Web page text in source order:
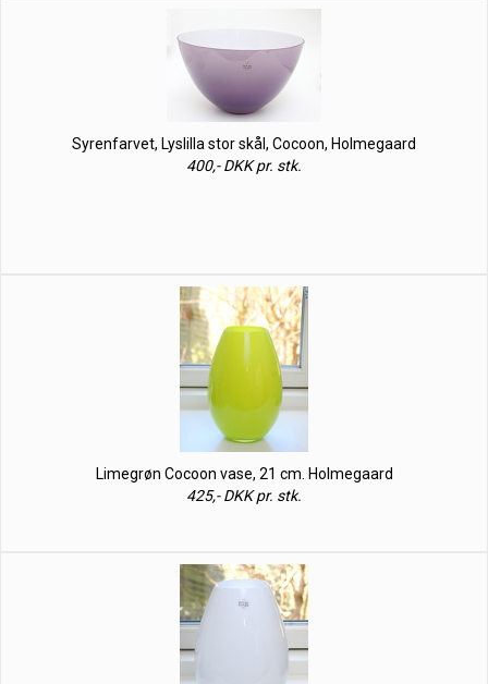
Syrenfarvet, Lyslilla stor skål, Cocoon, Holmegaard
400,- DKK pr. stk.
Limegrøn Cocoon vase, 21 cm. Holmegaard
425,- DKK pr. stk.